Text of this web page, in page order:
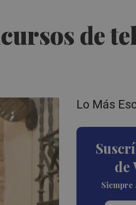
de
Lo Más
de
Siempre